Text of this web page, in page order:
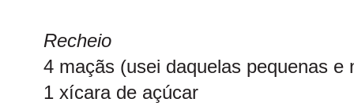
Recheio
4 maçãs (usei daquelas pequenas e
1 xícara de açúcar